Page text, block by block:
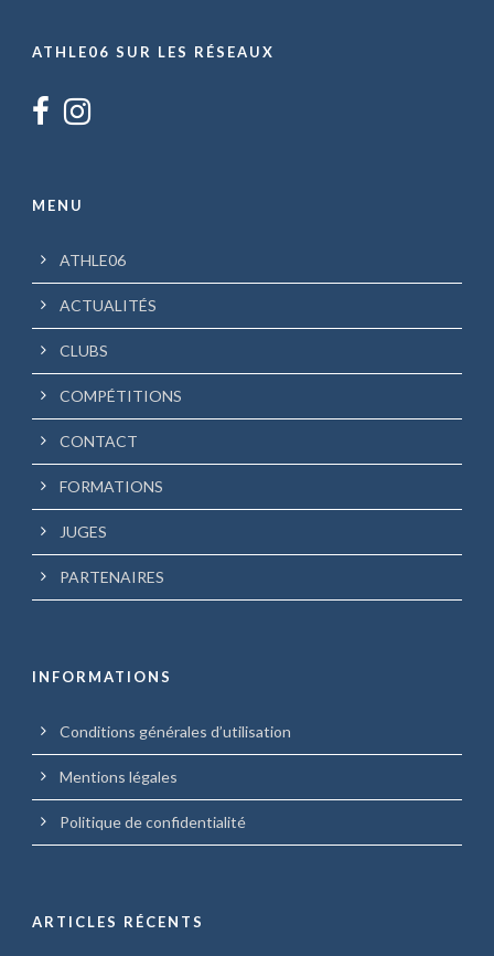
ATHLE06 SUR LES RÉSEAUX
MENU
ATHLE06
ACTUALITÉS
CLUBS
COMPÉTITIONS
CONTACT
FORMATIONS
JUGES
PARTENAIRES
INFORMATIONS
Conditions générales d’utilisation
Mentions légales
Politique de confidentialité
ARTICLES RÉCENTS